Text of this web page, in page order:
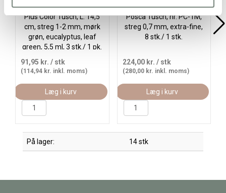
Plus Color Tusch, L: 14,5
cm, streg 1-2 mm, mørk
grøn, eucalyptus, leaf
green, 5,5 ml, 3 stk./ 1 pk.
91,95 kr. / stk
(114,94 kr. inkl. moms)
Læg i kurv
Posca Tusch, nr. PC-1M,
streg 0,7 mm, extra-fine,
8 stk./ 1 stk.
224,00 kr. / stk
(280,00 kr. inkl. moms)
Læg i kurv
På lager: 14 stk